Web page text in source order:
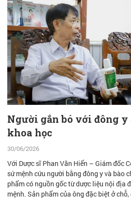
Người gắn bó với đông
khoa học
30/06/2026
Với Dược sĩ Phan Văn Hiển – Giám đốc
sứ mệnh cứu người bằng đông y và bào
phẩm có nguồn gốc từ dược liệu nội địa
mệnh. Sản phẩm của ông đặc biệt ở